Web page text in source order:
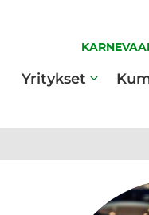
Yritykset